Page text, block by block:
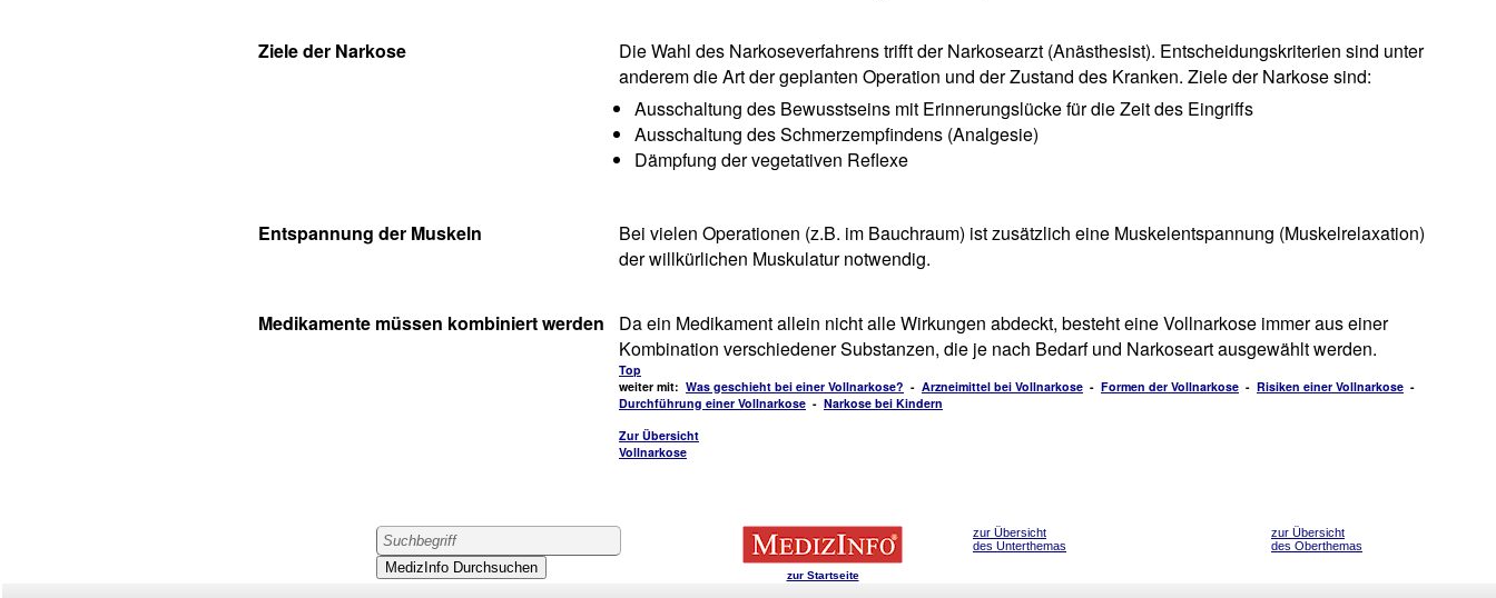
Ziele der Narkose
Die Wahl des Narkoseverfahrens trifft der Narkosearzt (Anästhesist). Entscheidungskriterien sind unter
anderem die Art der geplanten Operation und der Zustand des Kranken. Ziele der Narkose sind:
Ausschaltung des Bewusstseins mit Erinnerungslücke für die Zeit des Eingriffs
Ausschaltung des Schmerzempfindens (Analgesie)
Dämpfung der vegetativen Reflexe
Entspannung der Muskeln
Bei vielen Operationen (z.B. im Bauchraum) ist zusätzlich eine Muskelentspannung (Muskelrelaxation)
der willkürlichen Muskulatur notwendig.
Medikamente müssen kombiniert werden
Da ein Medikament allein nicht alle Wirkungen abdeckt, besteht eine Vollnarkose immer aus einer
Kombination verschiedener Substanzen, die je nach Bedarf und Narkoseart ausgewählt werden.
Top
weiter mit: Was geschieht bei einer Vollnarkose? - Arzneimittel bei Vollnarkose - Formen der Vollnarkose - Risiken einer Vollnarkose -
Durchführung einer Vollnarkose - Narkose bei Kindern
Zur Übersicht
Vollnarkose
zur Startseite
zur Übersicht
des Unterthemas
zur Übersicht
des Oberthemas